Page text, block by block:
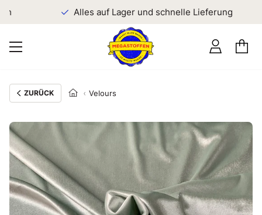
Alles auf Lager und schnelle Lieferung
ZURÜCK Velours